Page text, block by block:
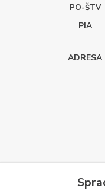
PO-ŠTV
PIA
ADRESA